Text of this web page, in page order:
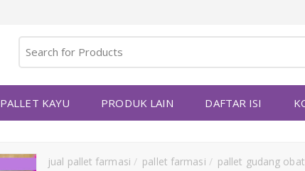
PALLET KAYU PRODUK LAIN DAFTAR ISI
jual pallet farmasi pallet farmasi pallet gudang obat